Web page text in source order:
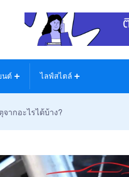
นต์ ไลฟ์สไตล์
จากอะไรได้บ้าง?